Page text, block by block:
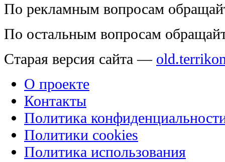
По рекламным вопросам
По остальным вопросам
Старая версия сайта —
О проекте
Контакты
Политика
Политики cookies
Политика использования